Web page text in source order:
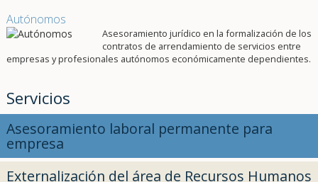
Autónomos
Asesoramiento jurídico en la formalización de los
contratos de arrendamiento de servicios entre
empresas y profesionales autónomos económicamente dependientes.
Servicios
Asesoramiento laboral permanente para
empresa
Externalización del área de Recursos Humanos